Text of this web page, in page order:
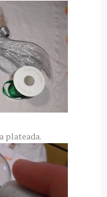
plateada.